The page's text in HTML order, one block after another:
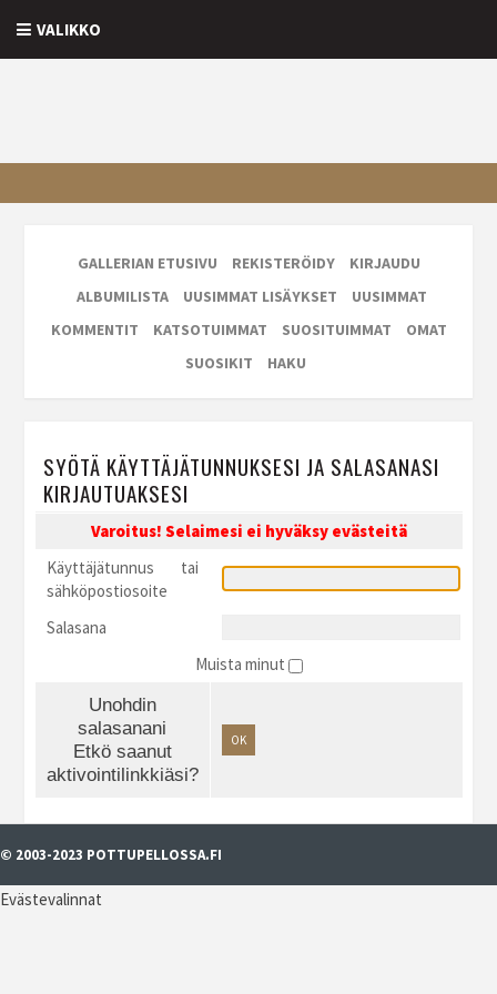
VALIKKO
GALLERIAN ETUSIVU REKISTERÖIDY
KIRJAUDU
ALBUMILISTA
UUSIMMAT LISÄYKSET
UUSIMMAT
KOMMENTIT
KATSOTUIMMAT SUOSITUIMMAT
OMAT
SUOSIKIT
HAKU
SYÖTÄ KÄYTTÄJÄTUNNUKSESI JA SALASANASI
KIRJAUTUAKSESI
Varoitus! Selaimesi ei hyväksy evästeitä
Käyttäjätunnus tai
sähköpostiosoite
Salasana
Muista minut
Unohdin
salasanani
Etkö saanut
aktivointilinkkiäsi?
OK
© 2003-2023 POTTUPELLOSSA.FI
Evästevalinnat